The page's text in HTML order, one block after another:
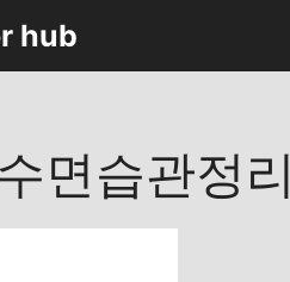
hub
면습관정리